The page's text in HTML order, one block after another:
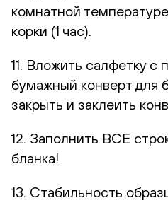
комнатной
корки (1 час).
11. Вложить салфетку с
бумажный конверт для
закрыть и заклеить
12. Заполнить ВСЕ
бланка!
13. Стабильность